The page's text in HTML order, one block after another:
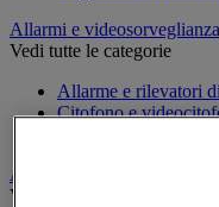
Allarmi e videosorveglianza
Vedi tutte le categorie
Allarme e rilevatori
Citofono e
Armadio di sicurezza e
Vedi tutte le categorie